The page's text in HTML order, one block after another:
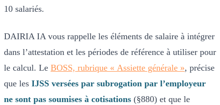
10 salariés.
DAIRIA IA vous rappelle les éléments de salaire à intégrer
dans l’attestation et les périodes de référence à utiliser pour
le calcul. Le BOSS, rubrique « Assiette générale », précise
que les IJSS versées par subrogation par l’employeur
ne sont pas soumises à cotisations (§880) et que le